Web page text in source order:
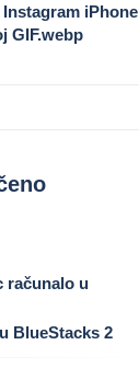
Instagram iPhone
GIF.webp
računalo u
BlueStacks 2